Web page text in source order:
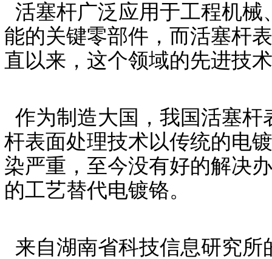
活塞杆广泛应用于工程机
能的关键零部件，而活塞杆
直以来，这个领域的先进技
作为制造大国，我国活塞
杆表面处理技术以传统的电
染严重，至今没有好的解决
的工艺替代电镀铬。
来自湖南省科技信息研究所